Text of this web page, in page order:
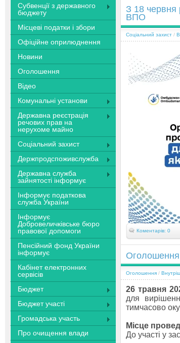
Субвенції з державного
бюджету
Місцеві податки і збори
Офіційне оприлюднення
Новини
Оголошення
Відео
Комунальні установи
Державна реєстрація
речових прав на
нерухоме майно
Соціальний захист
Держпродспоживслужба
Державна служба
зайнятості інформує
Інформує податкова
служба України
Інформує
Добровеличківське бюро
правової допомоги
Пенсійний фонд України
інформує
Кабінет електронних
сервісів
Бюджет
Бюджет участі
Громадська участь
Про очищення влади
З 18 червня
ВПО
Соціальний захист /
Коментарів: 0
Оголошення
Оголошення /
26 травня
для
тимчасово
Місце
До участі у